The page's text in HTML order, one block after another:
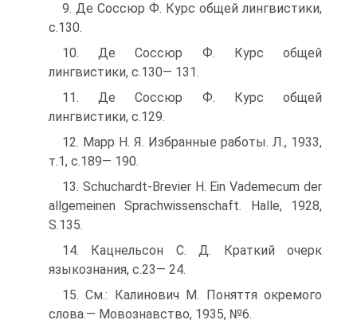
9. Де Соссюр Ф. Курс общей лингвистики,
с.130.
10. Де Соссюр Ф. Курс общей
лингвистики, с.130— 131.
11. Де Соссюр Ф. Курс общей
лингвистики, с.129.
12. Mapp H. Я. Избранные работы. Л., 1933,
т.1, с.189— 190.
13. Schuchardt-Brevier H. Ein Vademecum der
allgemeinen Sprachwissenschaft. Halle, 1928,
S.135.
14. Кацнельсон С. Д. Краткий очерк
языкознания, с.23— 24.
15. См.: Калинович M. Поняття окремого
слова.— Мовознавство, 1935, №6.